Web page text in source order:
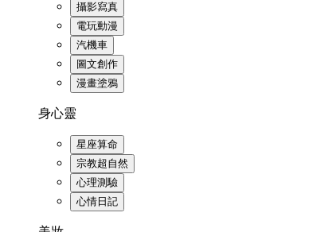
攝影寫真
電玩動漫
汽機車
圖文創作
漫畫塗鴉
身心靈
星座算命
宗教超自然
心理測驗
心情日記